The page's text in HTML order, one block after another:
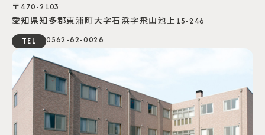
〒470-2103
愛知県知多郡東浦町⼤字⽯浜字⾶⼭池上15-246
TEL
0562-82-0028